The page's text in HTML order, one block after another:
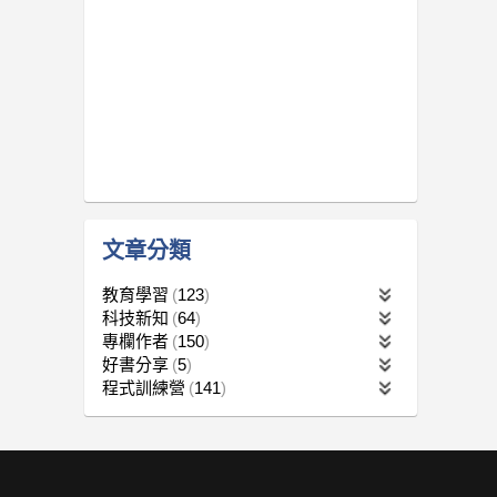
文章分類
教育學習 123
科技新知 64
專欄作者 150
好書分享 5
程式訓練營 141